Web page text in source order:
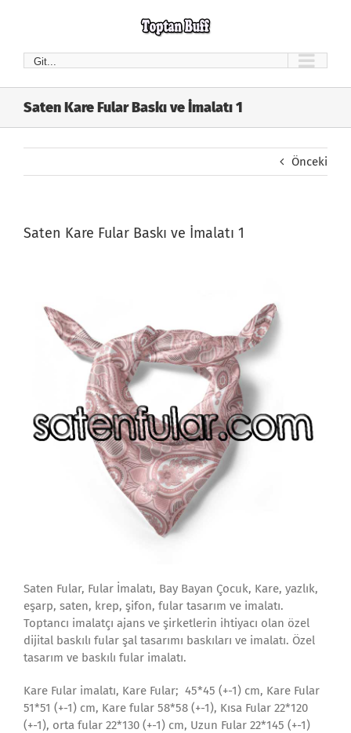
Git...
Saten Kare Fular Baskı ve İmalatı 1
Önceki
Saten Kare Fular Baskı ve İmalatı 1
Saten Fular, Fular İmalatı, Bay Bayan Çocuk, Kare, yazlık,
eşarp, saten, krep, şifon, fular tasarım ve imalatı.
Toptancı imalatçı ajans ve şirketlerin ihtiyacı olan özel
dijital baskılı fular şal tasarımı baskıları ve imalatı. Özel
tasarım ve baskılı fular imalatı.
Kare Fular imalatı, Kare Fular; 45*45 (+-1) cm, Kare Fular
51*51 (+-1) cm, Kare fular 58*58 (+-1), Kısa Fular 22*120
(+-1), orta fular 22*130 (+-1) cm, Uzun Fular 22*145 (+-1)